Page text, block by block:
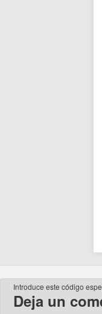
Deja un
Introduce este código